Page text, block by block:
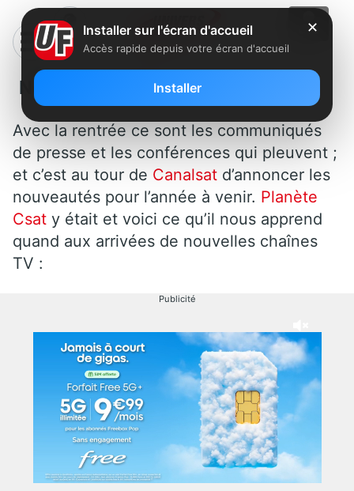
Nouvelles chaînes sur CanalSat
Avec la rentrée ce sont les communiqués
de presse et les conférences qui pleuvent ;
et c’est au tour de Canalsat d’annoncer les
nouveautés pour l’année à venir. Planète
Csat y était et voici ce qu’il nous apprend
quand aux arrivées de nouvelles chaînes
TV :
Publicité
✕
Installer sur l'écran d'accueil
Accès rapide depuis votre écran d'accueil
Installer